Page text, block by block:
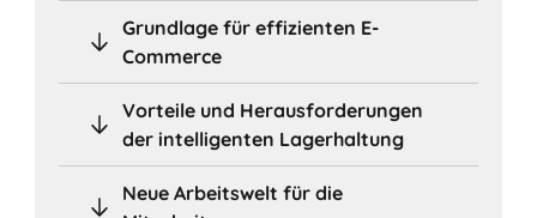
Grundlage für effizienten E-
Commerce
Vorteile und Herausforderungen
der intelligenten Lagerhaltung
Neue Arbeitswelt für die